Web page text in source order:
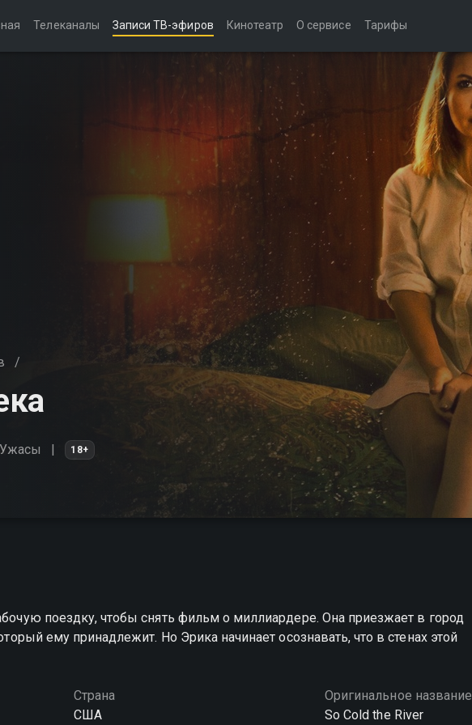
Телеканалы Записи ТВ-эфиров Кинотеатр О сервисе Тарифы
/
Ужасы 18+
поездку, чтобы снять фильм о миллиардере. Она приезжает в город
ему принадлежит. Но Эрика начинает осознавать, что в стенах этой
Страна
США
Оригинальное название
So Cold the River